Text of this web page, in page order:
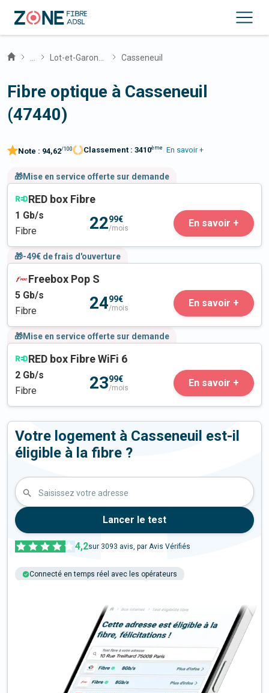
Casseneuil
Fibre optique à Casseneuil
(47440)
Note : 94,62/100 Classement : 3410ème En savoir +
🎁Mise en service offerte sur demande
RED box Fibre
1 Gb/s
Fibre
2299€
/mois En savoir +
🎁-49€ de frais d'ouverture
Freebox Pop S
5 Gb/s
Fibre
2499€
/mois En savoir +
🎁Mise en service offerte sur demande
RED box Fibre WiFi 6
2 Gb/s
Fibre
2399€
/mois En savoir +
Votre logement à Casseneuil est-il
éligible à la fibre ?
Saisissez votre adresse
Lancer le test
4,2sur 3093 avis, par Avis Vérifiés
Connecté en temps réel avec les opérateurs